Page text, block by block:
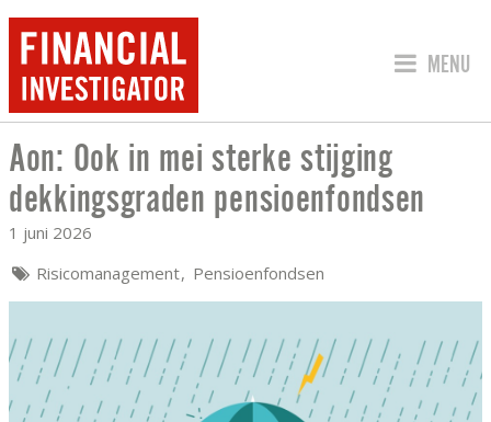
SPRING
MENU
AON: OOK IN MEI STERKE STIJGING
Aon: Ook in mei sterke stijging
dekkingsgraden pensioenfondsen
1 juni 2026
Risicomanagement Pensioenfondsen